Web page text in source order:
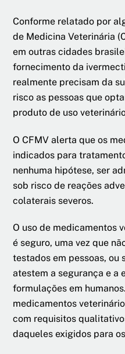
Conforme relatado por
de Medicina Veterinária
em outras cidades
fornecimento da
realmente precisam da
risco as pessoas que
produto de uso
O CFMV alerta que os
indicados para
nenhuma hipótese, ser
sob risco de reações
colaterais severos.
O uso de medicamentos
é seguro, uma vez que
testados em pessoas, ou
atestem a segurança e a
formulações em
medicamentos
com requisitos
daqueles exigidos para